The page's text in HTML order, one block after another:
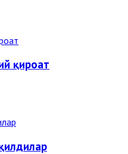
қироат